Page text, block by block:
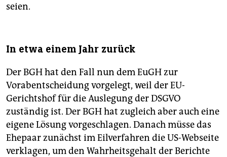
seien.
In etwa einem Jahr zurück
Der BGH hat den Fall nun dem EuGH zur
Vorabentscheidung vorgelegt, weil der EU-
Gerichtshof für die Auslegung der DSGVO
zuständig ist. Der BGH hat zugleich aber auch eine
eigene Lösung vorgeschlagen. Danach müsse das
Ehepaar zunächst im Eilverfahren die US-Webseite
verklagen, um den Wahrheitsgehalt der Berichte